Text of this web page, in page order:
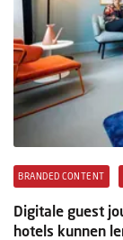
BRANDED CONTENT
Digitale guest
hotels kunnen